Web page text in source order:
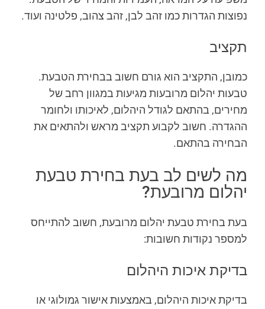
נפוצות הגדרות כמו זהב לבן, זהב צהוב, פלטינה ועוד.
תקציב
כמובן, התקציב הוא גורם חשוב בבחירת הטבעת.
טבעות יהלום מרובעות מגיעות במגוון רחב של
מחירים, בהתאם לגודל היהלום, לאיכותו ולחומר
ההגדרה. חשוב לקבוע תקציב מראש ולהתאים את
הבחירה בהתאם.
מה לשים לב בעת בחירת טבעת
יהלום מרובעת?
בעת בחירת טבעת יהלום מרובעת, חשוב להתייחס
למספר נקודות חשובות:
בדיקת איכות היהלום
בדיקת איכות היהלום, באמצעות אישור גמולוגי או